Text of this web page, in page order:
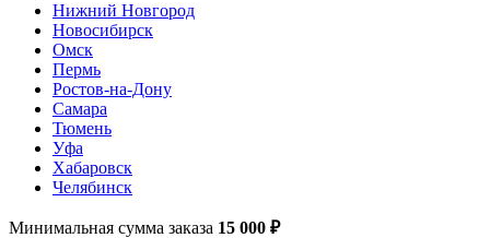
Нижний Новгород
Новосибирск
Омск
Пермь
Ростов-на-Дону
Самара
Тюмень
Уфа
Хабаровск
Челябинск
Минимальная сумма заказа 15 000 ₽